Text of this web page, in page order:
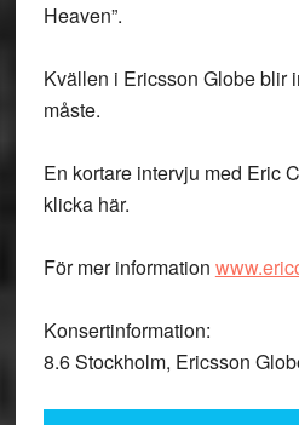
Heaven”.
Kvällen i Ericsson Globe blir
måste.
En kortare intervju med Eric
klicka här.
För mer information
Konsertinformation:
8.6 Stockholm, Ericsson